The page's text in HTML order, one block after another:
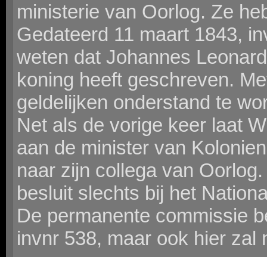
ministerie van Oorlog. Ze
Gedateerd 11 maart 1843,
weten dat Johannes
koning heeft geschreven.
geldelijken onderstand te
Net als de vorige keer laat
aan de minister van
naar zijn collega van
besluit slechts bij het
De permanente commissie
invnr 538, maar ook hier zal